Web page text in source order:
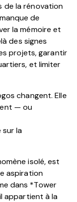
de la rénovation
de
la mémoire et
des signes
projets, garantir
et limiter
changent. Elle
— ou
sur la
isolé, est
aspiration
dans *Tower
appartient à la